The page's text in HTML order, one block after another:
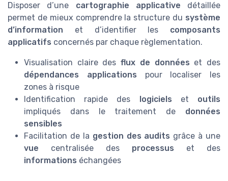
Disposer d’une cartographie applicative détaillée
permet de mieux comprendre la structure du système
d’information et d’identifier les composants
applicatifs concernés par chaque règlementation.
Visualisation claire desflux de données et des
dépendances applications pour localiser les
zones à risque
Identification rapide des logiciels et outils
impliqués dans le traitement de données
sensibles
Facilitation de la gestion des audits grâce à une
vue centralisée des processus et des
informations échangées